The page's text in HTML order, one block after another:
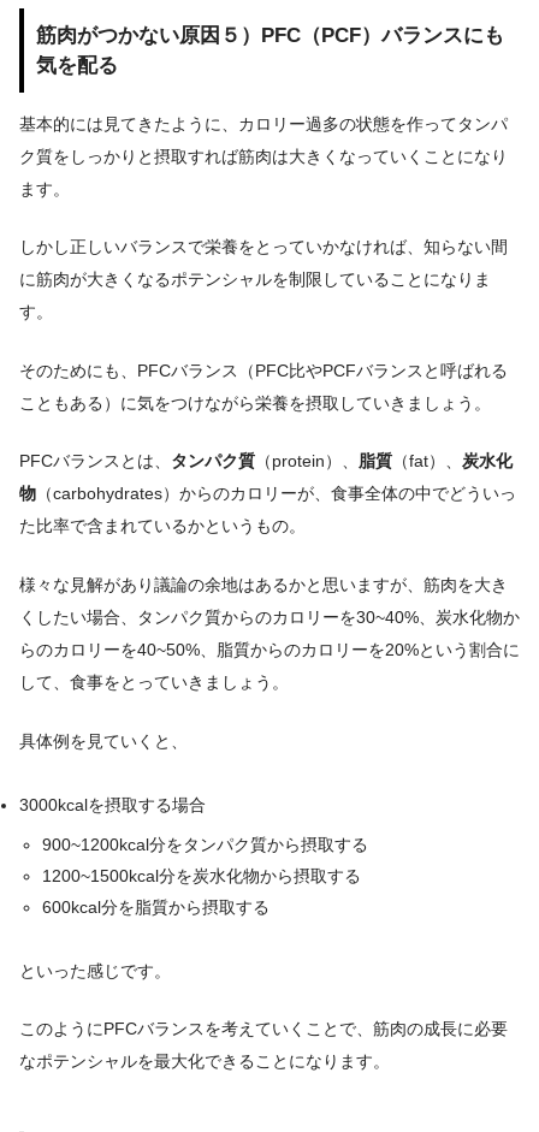
筋肉がつかない原因５）PFC（PCF）バランスにも
気を配る
基本的には見てきたように、カロリー過多の状態を作ってタンパ
ク質をしっかりと摂取すれば筋肉は大きくなっていくことになり
ます。
しかし正しいバランスで栄養をとっていかなければ、知らない間
に筋肉が大きくなるポテンシャルを制限していることになりま
す。
そのためにも、PFCバランス（PFC比やPCFバランスと呼ばれる
こともある）に気をつけながら栄養を摂取していきましょう。
PFCバランスとは、 タンパク質 （protein）、 脂質 （fat）、 炭水化
物 （carbohydrates）からのカロリーが、食事全体の中でどういっ
た比率で含まれているかというもの。
様々な見解があり議論の余地はあるかと思いますが、筋肉を大き
くしたい場合、タンパク質からのカロリーを30~40%、炭水化物か
らのカロリーを40~50%、脂質からのカロリーを20%という割合に
して、食事をとっていきましょう。
具体例を見ていくと、
3000kcalを摂取する場合
900~1200kcal分をタンパク質から摂取する
1200~1500kcal分を炭水化物から摂取する
600kcal分を脂質から摂取する
といった感じです。
このようにPFCバランスを考えていくことで、筋肉の成長に必要
なポテンシャルを最大化できることになります。